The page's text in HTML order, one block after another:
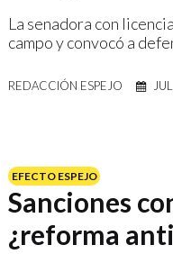
La senadora con
campo y convocó a
REDACCIÓN ESPEJO
EFECTO ESPEJO
Sanciones
¿reforma